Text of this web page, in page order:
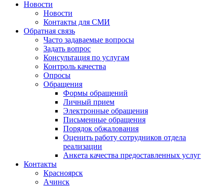
Новости
Новости
Контакты для СМИ
Обратная связь
Часто задаваемые вопросы
Задать вопрос
Консультация по услугам
Контроль качества
Опросы
Обращения
Формы обращений
Личный прием
Электронные обращения
Письменные обращения
Порядок обжалования
Оценить работу сотрудников отдела
реализации
Анкета качества предоставленных услуг
Контакты
Красноярск
Ачинск